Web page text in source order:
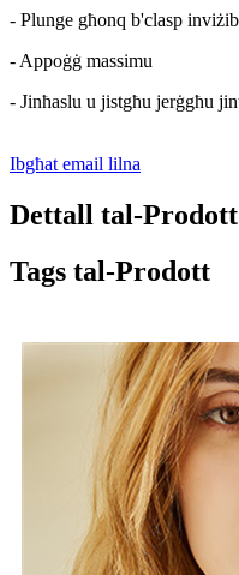
- Plunge għonq b'clasp
- Appoġġ massimu
- Jinħaslu u jistgħu jerġgħu
Ibgħat email lilna
Dettall tal-Prodott
Tags tal-Prodott